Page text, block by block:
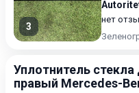
3
нет
Уплотнитель стекла
правый Mercedes-